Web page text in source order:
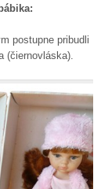
postupne pribudli
(čiernovláska).